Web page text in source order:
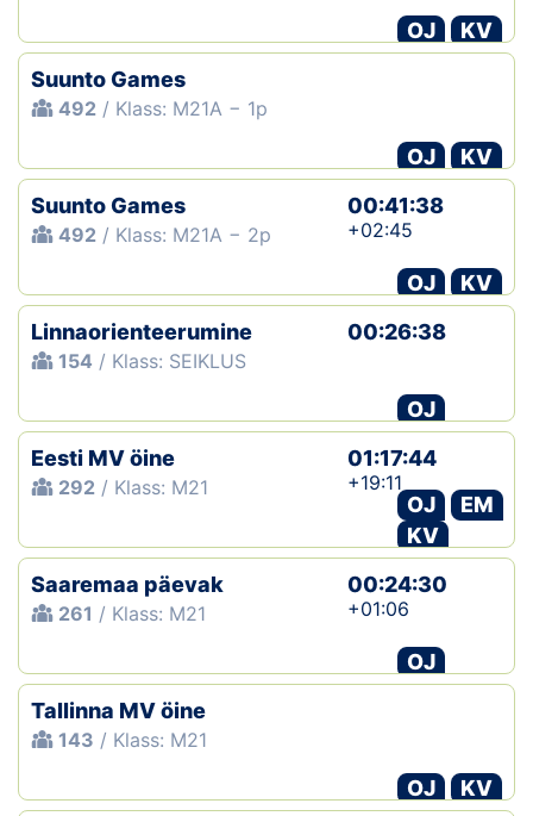
OJ
KV
Suunto Games
492 / Klass: M21A − 1p
OJ
KV
Suunto Games
492 / Klass: M21A − 2p
00:41:38
+02:45
OJ
KV
Linnaorienteerumine
154 / Klass: SEIKLUS
00:26:38
OJ
Eesti MV öine
292 / Klass: M21
01:17:44
+19:11
OJ
EM
KV
Saaremaa päevak
261 / Klass: M21
00:24:30
+01:06
OJ
Tallinna MV öine
143 / Klass: M21
OJ
KV